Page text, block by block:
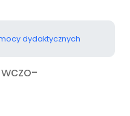
dydaktycznych